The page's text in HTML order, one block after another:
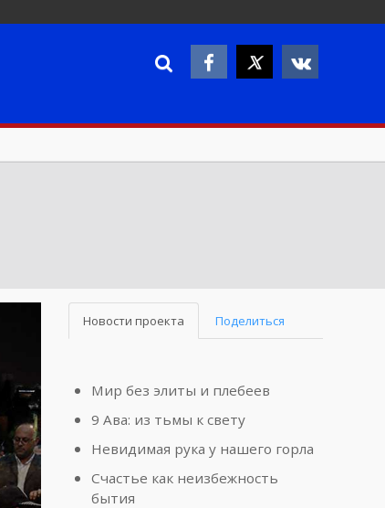
Новости проекта Поделиться
Мир без элиты и плебеев
9 Ава: из тьмы к свету
Невидимая рука у нашего горла
Счастье как неизбежность
бытия